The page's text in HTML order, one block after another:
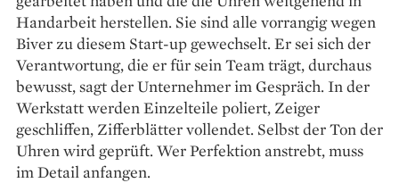
Handarbeit herstellen. Sie sind alle vorrangig wegen
Biver zu diesem Start-up gewechselt. Er sei sich der
Verantwortung, die er für sein Team trägt, durchaus
bewusst, sagt der Unternehmer im Gespräch. In der
Werkstatt werden Einzelteile poliert, Zeiger
geschliffen, Zifferblätter vollendet. Selbst der Ton der
Uhren wird geprüft. Wer Perfektion anstrebt, muss
im Detail anfangen.